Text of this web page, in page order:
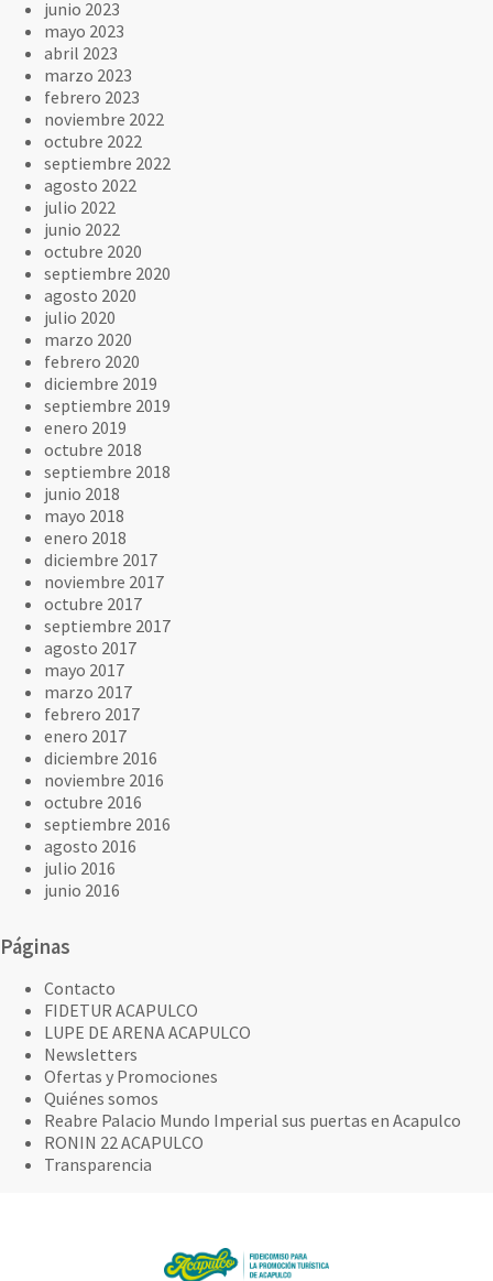
junio 2023
mayo 2023
abril 2023
marzo 2023
febrero 2023
noviembre 2022
octubre 2022
septiembre 2022
agosto 2022
julio 2022
junio 2022
octubre 2020
septiembre 2020
agosto 2020
julio 2020
marzo 2020
febrero 2020
diciembre 2019
septiembre 2019
enero 2019
octubre 2018
septiembre 2018
junio 2018
mayo 2018
enero 2018
diciembre 2017
noviembre 2017
octubre 2017
septiembre 2017
agosto 2017
mayo 2017
marzo 2017
febrero 2017
enero 2017
diciembre 2016
noviembre 2016
octubre 2016
septiembre 2016
agosto 2016
julio 2016
junio 2016
Páginas
Contacto
FIDETUR ACAPULCO
LUPE DE ARENA ACAPULCO
Newsletters
Ofertas y Promociones
Quiénes somos
Reabre Palacio Mundo Imperial sus puertas en Acapulco
RONIN 22 ACAPULCO
Transparencia